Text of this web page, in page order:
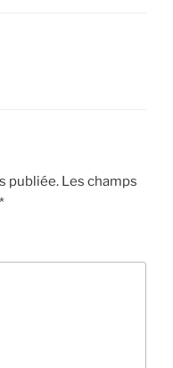
publiée. Les champs
*